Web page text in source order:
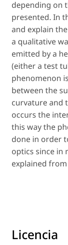
depending on
presented. In
and explain
a qualitative
emitted by a
(either a test
phenomenon
between the
curvature and
occurs the
this way the
done in order
optics since in
explained
Licencia